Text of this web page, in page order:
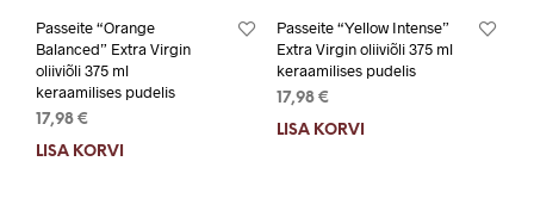
Passeite “Orange
Balanced” Extra Virgin
oliiviõli 375 ml
keraamilises pudelis
17,98 €
LISA KORVI
Passeite “Yellow Intense”
Extra Virgin oliiviõli 375 ml
keraamilises pudelis
17,98 €
LISA KORVI